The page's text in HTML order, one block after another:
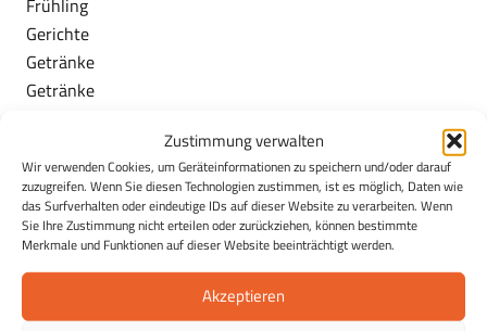
Zustimmung verwalten
Wir verwenden Cookies, um Geräteinformationen zu speichern und/oder darauf
zuzugreifen. Wenn Sie diesen Technologien zustimmen, ist es möglich, Daten wie
das Surfverhalten oder eindeutige IDs auf dieser Website zu verarbeiten. Wenn
Sie Ihre Zustimmung nicht erteilen oder zurückziehen, können bestimmte
Merkmale und Funktionen auf dieser Website beeinträchtigt werden.
Akzeptieren
Gerichte
Getränke
Getränke
Obst/Gemüse
Sommer
Vegan
Vegetarisch